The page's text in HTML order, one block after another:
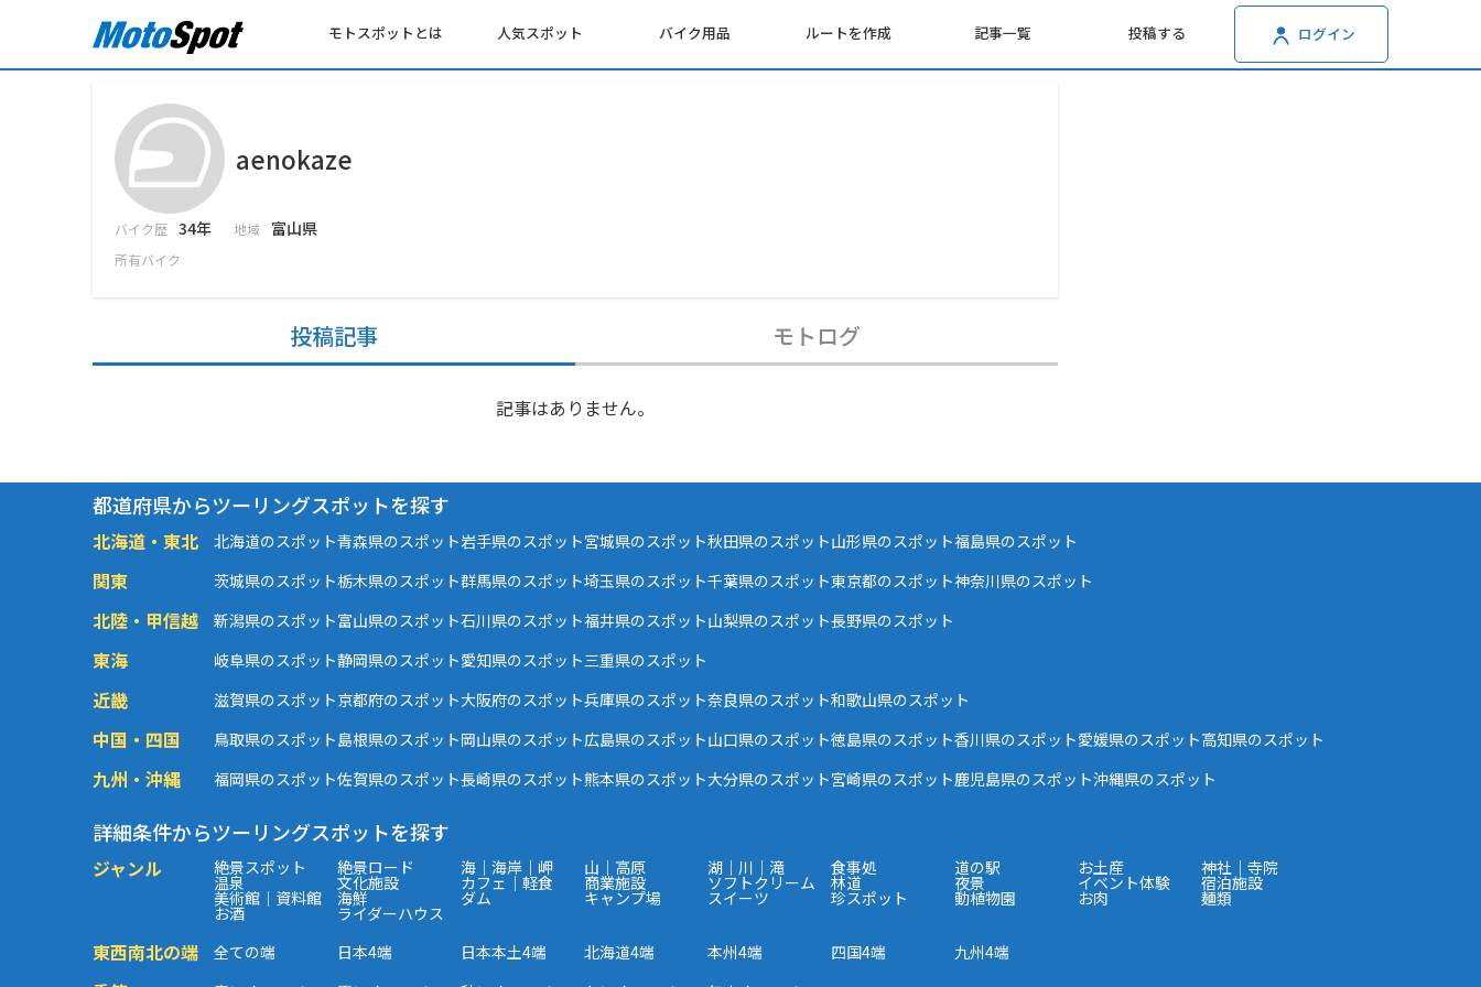
モトスポットとは 人気スポット バイク用品 ルートを作成 記事一覧 投稿する ログイン
aenokaze
バイク歴 34年 地域 富山県
所有バイク
投稿記事 モトログ
記事はありません。
都道府県からツーリングスポットを探す
北海道・東北 北海道のスポット青森県のスポット岩手県のスポット宮城県のスポット秋田県のスポット山形県のスポット福島県のスポット
関東 茨城県のスポット栃木県のスポット群馬県のスポット埼玉県のスポット千葉県のスポット東京都のスポット神奈川県のスポット
北陸・甲信越 新潟県のスポット富山県のスポット石川県のスポット福井県のスポット山梨県のスポット長野県のスポット
東海 岐阜県のスポット静岡県のスポット愛知県のスポット三重県のスポット
近畿 滋賀県のスポット京都府のスポット大阪府のスポット兵庫県のスポット奈良県のスポット和歌山県のスポット
中国・四国 鳥取県のスポット島根県のスポット岡山県のスポット広島県のスポット山口県のスポット徳島県のスポット香川県のスポット愛媛県のスポット高知県のスポット
九州・沖縄 福岡県のスポット佐賀県のスポット長崎県のスポット熊本県のスポット大分県のスポット宮崎県のスポット鹿児島県のスポット沖縄県のスポット
詳細条件からツーリングスポットを探す
ジャンル 絶景スポット 絶景ロード 海｜海岸｜岬 山｜高原 湖｜川｜滝 食事処 道の駅 お土産 神社｜寺院
温泉 文化施設 カフェ｜軽食 商業施設 ソフトクリーム 林道 夜景 イベント体験 宿泊施設
美術館｜資料館 海鮮 ダム キャンプ場 スイーツ 珍スポット 動植物園 お肉 麺類
お酒 ライダーハウス
東西南北の端 全ての端 日本4端 日本本土4端 北海道4端 本州4端 四国4端 九州4端